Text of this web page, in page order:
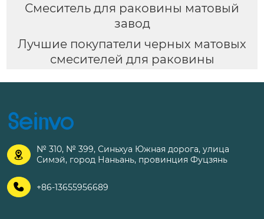
Смеситель для раковины матовый
завод
Лучшие покупатели черных матовых
смесителей для раковины

№ 310, № 399, Синьхуа Южная дорога, улица
Симэй, город Наньань, провинция Фуцзянь
 +86-13655956689